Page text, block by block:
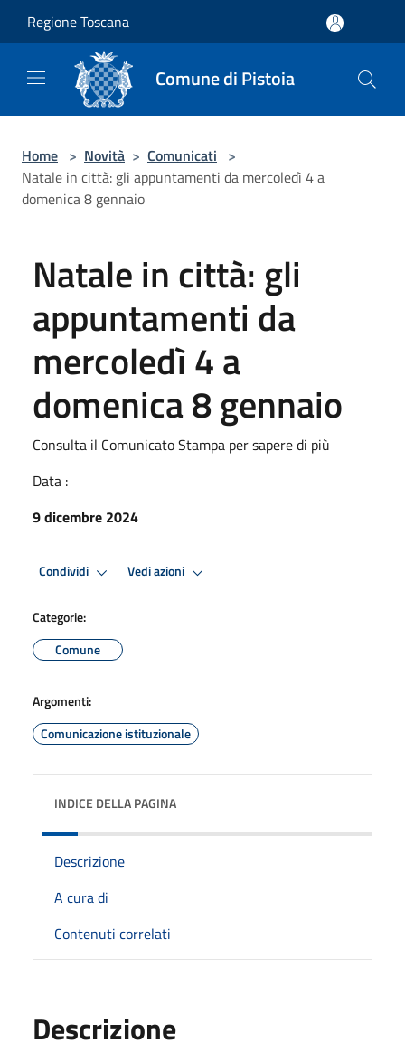
Regione Toscana
Comune di Pistoia
Home > Novità > Comunicati >
Natale in città: gli appuntamenti da mercoledì 4 a
domenica 8 gennaio
Natale in città: gli
appuntamenti da
mercoledì 4 a
domenica 8 gennaio
Consulta il Comunicato Stampa per sapere di più
Data :
9 dicembre 2024
Condividi Vedi azioni
Categorie:
Comune
Argomenti:
Comunicazione istituzionale
INDICE DELLA PAGINA
Descrizione
A cura di
Contenuti correlati
Descrizione